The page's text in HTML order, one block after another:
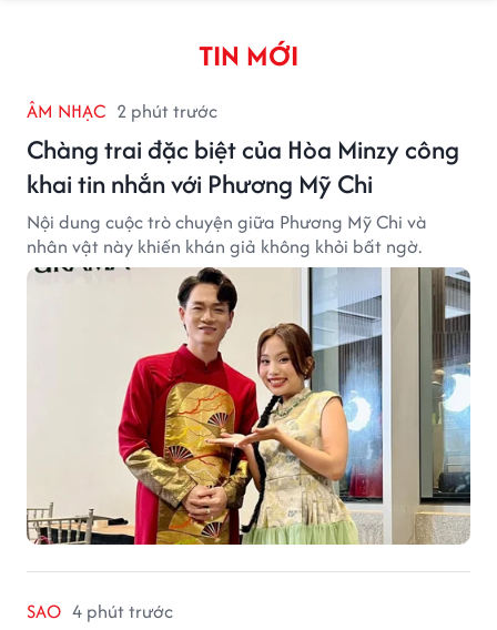
TIN MỚI
ÂM NHẠC 2 phút trước
Chàng trai đặc biệt của Hòa Minzy công
khai tin nhắn với Phương Mỹ Chi
Nội dung cuộc trò chuyện giữa Phương Mỹ Chi và
nhân vật này khiến khán giả không khỏi bất ngờ.
SAO 4 phút trước